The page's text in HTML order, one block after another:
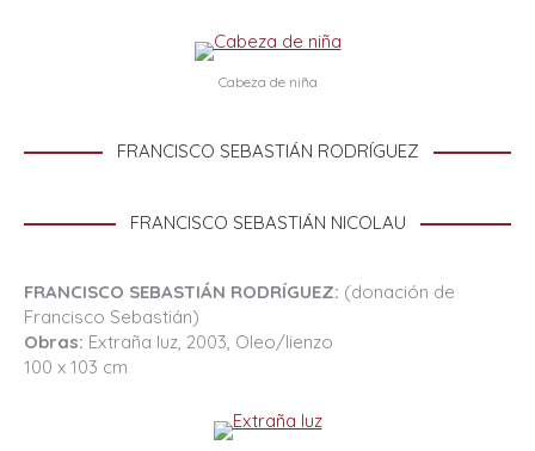
Cabeza de niña
FRANCISCO SEBASTIÁN RODRÍGUEZ
FRANCISCO SEBASTIÁN NICOLAU
FRANCISCO SEBASTIÁN RODRÍGUEZ: (donación de
Francisco Sebastián)
Obras: Extraña luz, 2003, Oleo/lienzo
100 x 103 cm